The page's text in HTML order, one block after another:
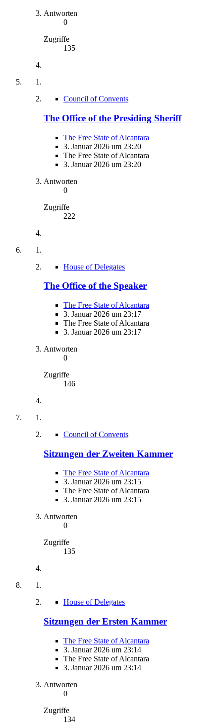
Antworten
0
Zugriffe
135
Council of Convents
The Office of the Presiding Sheriff
The Free State of Alcantara
3. Januar 2026 um 23:20
The Free State of Alcantara
3. Januar 2026 um 23:20
Antworten
0
Zugriffe
222
House of Delegates
The Office of the Speaker
The Free State of Alcantara
3. Januar 2026 um 23:17
The Free State of Alcantara
3. Januar 2026 um 23:17
Antworten
0
Zugriffe
146
Council of Convents
Sitzungen der Zweiten Kammer
The Free State of Alcantara
3. Januar 2026 um 23:15
The Free State of Alcantara
3. Januar 2026 um 23:15
Antworten
0
Zugriffe
135
House of Delegates
Sitzungen der Ersten Kammer
The Free State of Alcantara
3. Januar 2026 um 23:14
The Free State of Alcantara
3. Januar 2026 um 23:14
Antworten
0
Zugriffe
134